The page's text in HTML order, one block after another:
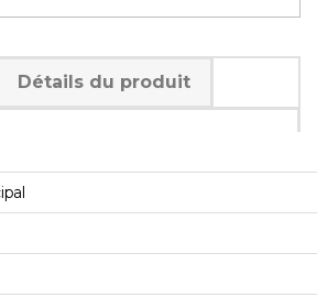
Détails du produit